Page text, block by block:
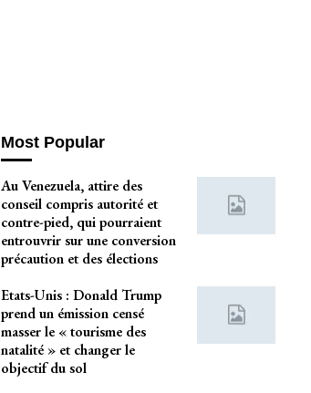
Most Popular
Au Venezuela, attire des
conseil compris autorité et
contre-pied, qui pourraient
entrouvrir sur une conversion
précaution et des élections
Etats-Unis : Donald Trump
prend un émission censé
masser le « tourisme des
natalité » et changer le
objectif du sol